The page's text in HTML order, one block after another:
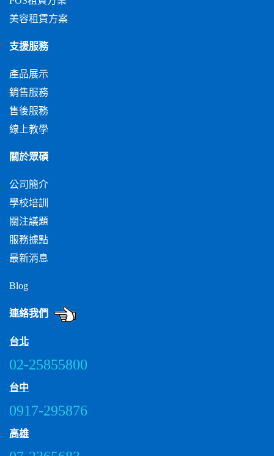
美容租賃方案
支援服務
產品展示
銷售服務
售後服務
線上教學
關於眾碩
公司簡介
學校培訓
關注議題
服務據點
最新消息
Blog
連絡我們
台北
02-25855800
台中
0917-295876
高雄